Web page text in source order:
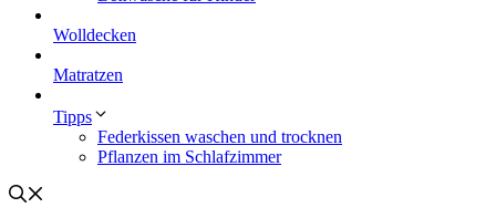
Wolldecken
Matratzen
Tipps
Federkissen waschen und trocknen
Pflanzen im Schlafzimmer